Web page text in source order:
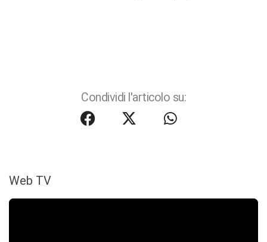
Condividi l'articolo su:
Web TV